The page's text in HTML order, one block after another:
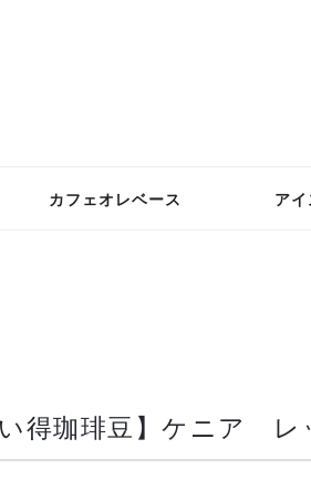
カフェオレベース ア
い得珈琲豆】ケニア